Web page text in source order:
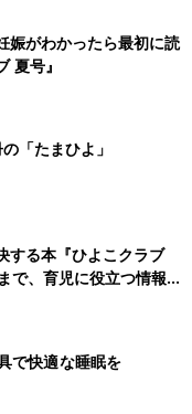
娠がわかったら最初に読
夏号』
「たまひよ」
する本『ひよこクラブ
、育児に役立つ情報が
で快適な睡眠を